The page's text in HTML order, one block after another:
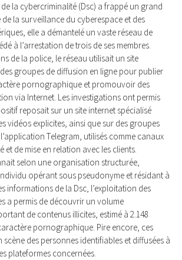
la cybercriminalité (Dsc) a frappé un grand
la surveillance du cyberespace et des
elle a démantelé un vaste réseau de
à l’arrestation de trois de ses membres.
de la police, le réseau utilisait un site
groupes de diffusion en ligne pour publier
pornographique et promouvoir des
via Internet. Les investigations ont permis
reposait sur un site internet spécialisé
vidéos explicites, ainsi que sur des groupes
Telegram, utilisés comme canaux
et de mise en relation avec les clients.
selon une organisation structurée,
opérant sous pseudonyme et résidant à
informations de la Dsc, l’exploitation des
a permis de découvrir un volume
de contenus illicites, estimé à 2.148
pornographique. Pire encore, ces
des personnes identifiables et diffusées à
plateformes concernées.